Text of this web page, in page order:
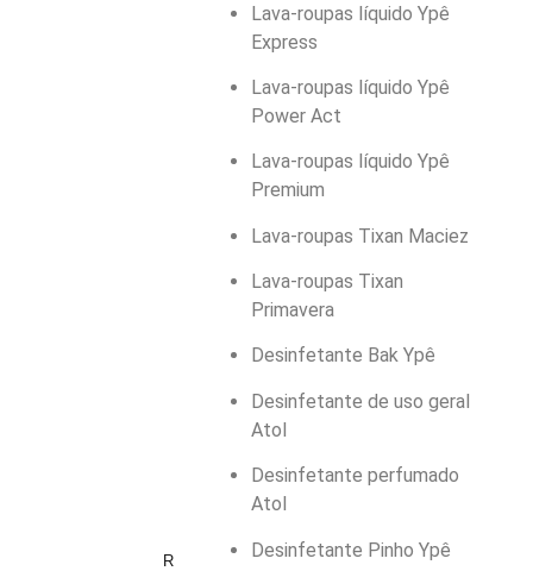
R
Lava-roupas líquido Ypê
Express
Lava-roupas líquido Ypê
Power Act
Lava-roupas líquido Ypê
Premium
Lava-roupas Tixan Maciez
Lava-roupas Tixan
Primavera
Desinfetante Bak Ypê
Desinfetante de uso geral
Atol
Desinfetante perfumado
Atol
Desinfetante Pinho Ypê